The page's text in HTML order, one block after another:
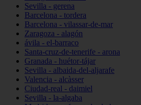
Sevilla - gerena
Barcelona - tordera
Barcelona - vilassar-de-mar
Zaragoza - alagón
ávila - el-barraco
Santa-cruz-de-tenerife - arona
Granada - huétor-tájar
Sevilla - albaida-del-aljarafe
Valencia - alcàsser
Ciudad-real - daimiel
Sevilla - la-algaba